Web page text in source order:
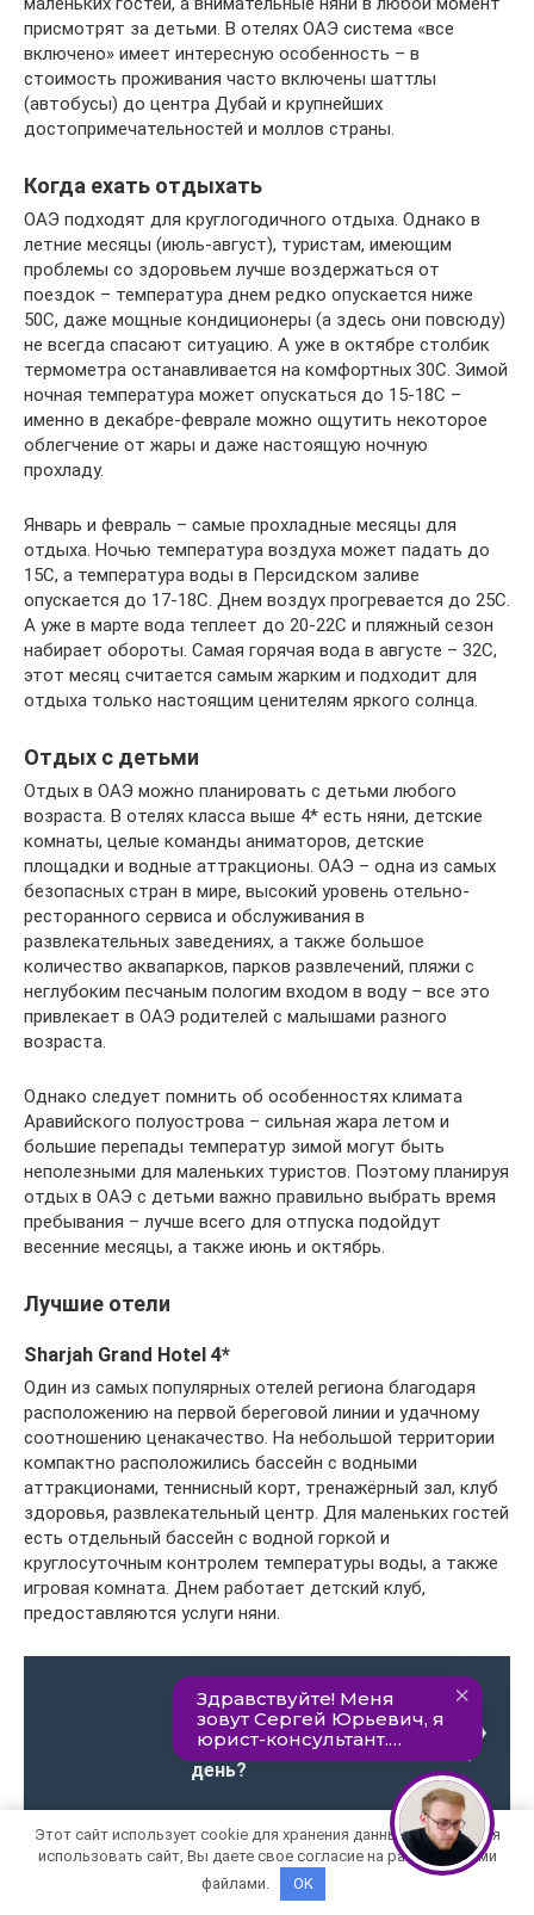
присмотрят за детьми. В отелях ОАЭ система «все
включено» имеет интересную особенность – в
стоимость проживания часто включены шаттлы
(автобусы) до центра Дубай и крупнейших
достопримечательностей и моллов страны.
Когда ехать отдыхать
ОАЭ подходят для круглогодичного отдыха. Однако в
летние месяцы (июль-август), туристам, имеющим
проблемы со здоровьем лучше воздержаться от
поездок – температура днем редко опускается ниже
50С, даже мощные кондиционеры (а здесь они повсюду)
не всегда спасают ситуацию. А уже в октябре столбик
термометра останавливается на комфортных 30С. Зимой
ночная температура может опускаться до 15-18С –
именно в декабре-феврале можно ощутить некоторое
облегчение от жары и даже настоящую ночную
прохладу.
Январь и февраль – самые прохладные месяцы для
отдыха. Ночью температура воздуха может падать до
15С, а температура воды в Персидском заливе
опускается до 17-18С. Днем воздух прогревается до 25С.
А уже в марте вода теплеет до 20-22С и пляжный сезон
набирает обороты. Самая горячая вода в августе – 32С,
этот месяц считается самым жарким и подходит для
отдыха только настоящим ценителям яркого солнца.
Отдых с детьми
Отдых в ОАЭ можно планировать с детьми любого
возраста. В отелях класса выше 4* есть няни, детские
комнаты, целые команды аниматоров, детские
площадки и водные аттракционы. ОАЭ – одна из самых
безопасных стран в мире, высокий уровень отельно-
ресторанного сервиса и обслуживания в
развлекательных заведениях, а также большое
количество аквапарков, парков развлечений, пляжи с
неглубоким песчаным пологим входом в воду – все это
привлекает в ОАЭ родителей с малышами разного
возраста.
Однако следует помнить об особенностях климата
Аравийского полуострова – сильная жара летом и
большие перепады температур зимой могут быть
неполезными для маленьких туристов. Поэтому планируя
отдых в ОАЭ с детьми важно правильно выбрать время
пребывания – лучше всего для отпуска подойдут
весенние месяцы, а также июнь и октябрь.
Лучшие отели
Sharjah Grand Hotel 4*
Один из самых популярных отелей региона благодаря
расположению на первой береговой линии и удачному
соотношению ценакачество. На небольшой территории
компактно расположились бассейн с водными
аттракционами, теннисный корт, тренажёрный зал, клуб
здоровья, развлекательный центр. Для маленьких гостей
есть отдельный бассейн с водной горкой и
круглосуточным контролем температуры воды, а также
игровая комната. Днем работает детский клуб,
предоставляются услуги няни.
Читайте также:
Реально ли получить
шенгенскую визу за 1
день?
В отеле два ресторана – один из которых работает по
системе «шведский стол» и кафе с уникальным
Этот сайт использует cookie для хранения данных. Продолжая
использовать сайт, Вы даете свое согласие на работу с этими
файлами.
OK